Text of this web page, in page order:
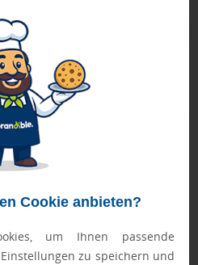
Cookie anbieten?
um Ihnen passende
zu speichern und
bedrucktem
Qualitätscheck